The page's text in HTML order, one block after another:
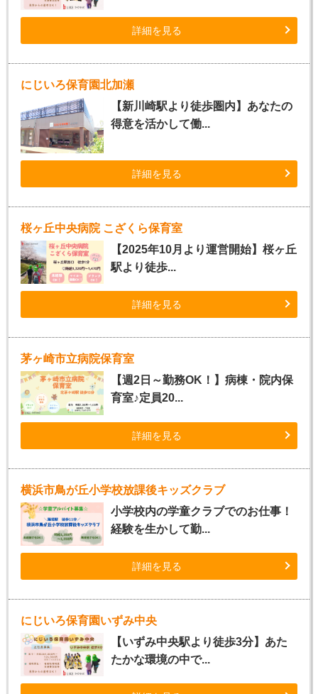
詳細を見る
にじいろ保育園北加瀬
【新川崎駅より徒歩圏内】あなたの
得意を活かして働...
詳細を見る
桜ヶ丘中央病院 こざくら保育室
【2025年10月より運営開始】桜ヶ丘
駅より徒歩...
詳細を見る
茅ヶ崎市立病院保育室
【週2日～勤務OK！】病棟・院内保
育室♪定員20...
詳細を見る
横浜市鳥が丘小学校放課後キッズクラブ
小学校内の学童クラブでのお仕事！
経験を生かして勤...
詳細を見る
にじいろ保育園いずみ中央
【いずみ中央駅より徒歩3分】あた
たかな環境の中で...